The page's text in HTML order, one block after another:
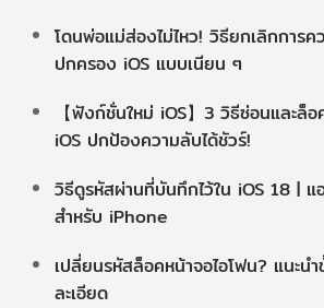
โดนพ่อแม่ส่องไม่ไหว! วิธียกเลิกการ
ปกครอง iOS แบบเนียน ๆ
【ฟังก์ชั่นใหม่ iOS】3 วิธีซ่อนและล็
iOS ปกป้องความลับได้ชัวร์!
วิธีดูรหัสผ่านที่บันทึกไว้ใน iOS 18 | แ
สำหรับ iPhone
เปลี่ยนรหัสล็อคหน้าจอไอโฟน? แนะน
ละเอียด